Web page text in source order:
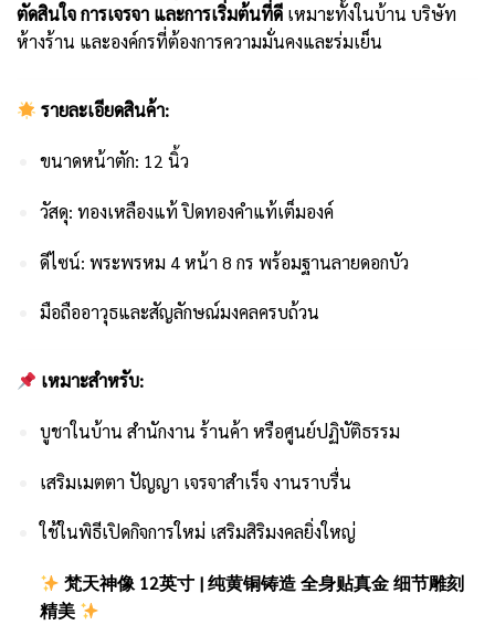
ตัดสินใจ การเจรจา และการเริ่มต้นที่ดี เหมาะทั้งในบ้าน บริษัท
ห้างร้าน และองค์กรที่ต้องการความมั่นคงและร่มเย็น
รายละเอียดสินค้า:
ขนาดหน้าตัก: 12 นิ้ว
วัสดุ: ทองเหลืองแท้ ปิดทองคำแท้เต็มองค์
ดีไซน์: พระพรหม 4 หน้า 8 กร พร้อมฐานลายดอกบัว
มือถืออาวุธและสัญลักษณ์มงคลครบถ้วน
เหมาะสำหรับ:
บูชาในบ้าน สำนักงาน ร้านค้า หรือศูนย์ปฏิบัติธรรม
เสริมเมตตา ปัญญา เจรจาสำเร็จ งานราบรื่น
ใช้ในพิธีเปิดกิจการใหม่ เสริมสิริมงคลยิ่งใหญ่
梵天神像 12英寸 | 纯黄铜铸造 全身贴真金 细节雕刻
精美